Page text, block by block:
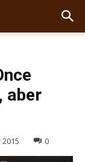
aber
0